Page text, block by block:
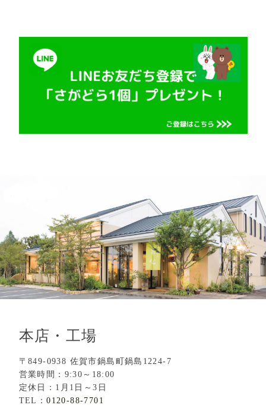
本店・工場
〒849-0938 佐賀市鍋島町鍋島1224-7
営業時間：9:30～18:00
定休日：1月1日～3日
TEL：0120-88-7701